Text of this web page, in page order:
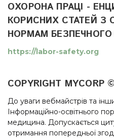
ОХОРОНА ПРАЦІ -
КОРИСНИХ СТАТЕЙ З
НОРМАМ
https://labor-safety.org
COPYRIGHT MYCORP ©
До уваги вебмайстрів та
Інформаційно-освітнього
медицина. Допускається
отримання попередньої